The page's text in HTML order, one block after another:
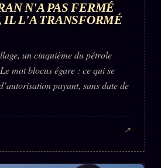
N'A PAS FERMÉ
IL L'A TRANSFORMÉ
un cinquième du pétrole
mot blocus égare : ce qui se
payant, sans date de
↗